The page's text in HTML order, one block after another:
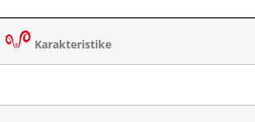
Karakteristike